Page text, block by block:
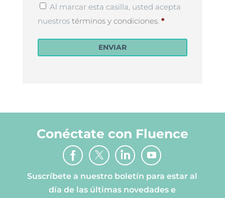
Privacy
Policy*
Al marcar esta casilla, usted acepta
nuestros términos y condiciones. *
ENVIAR
Conéctate con Fluence
Suscríbete a nuestro boletín para estar al
día de las últimas novedades e